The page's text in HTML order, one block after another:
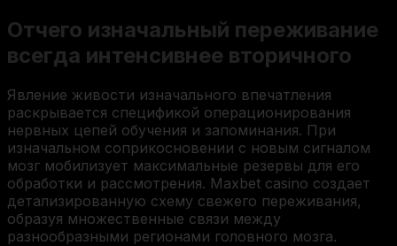
Отчего изначальный переживание
всегда интенсивнее вторичного
Явление живости изначального впечатления
раскрывается спецификой операционирования
нервных цепей обучения и запоминания. При
изначальном соприкосновении с новым сигналом
мозг мобилизует максимальные резервы для его
обработки и рассмотрения. Maxbet casino создает
детализированную схему свежего переживания,
образуя множественные связи между
разнообразными регионами головного мозга.